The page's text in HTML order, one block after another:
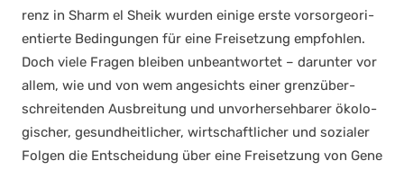
renz in Sharm el Sheik wur­den eini­ge ers­te vor­sor­ge­ori­
en­tier­te Bedin­gun­gen für eine Frei­set­zung emp­foh­len.
Doch vie­le Fra­gen blei­ben unbe­ant­wor­tet – dar­un­ter vor
allem, wie und von wem ange­sichts einer grenz­über­
schrei­ten­den Aus­brei­tung und unvor­her­seh­ba­rer öko­lo­
gi­scher, gesund­heit­li­cher, wirt­schaft­li­cher und sozia­ler
Fol­gen die Ent­schei­dung über eine Frei­set­zung von Gene